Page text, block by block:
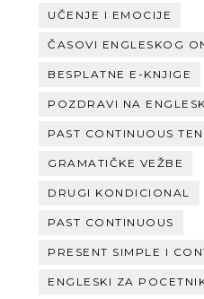
UČENJE I EMOCIJE
ČASOVI ENGLESKOG
BESPLATNE E-KNJIGE
POZDRAVI NA
PAST CONTINUOUS
GRAMATIČKE VEŽBE
DRUGI KONDICIONAL
PAST CONTINUOUS
PRESENT SIMPLE I
ENGLESKI ZA